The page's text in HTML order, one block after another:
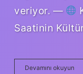
veriyor. —
Saatinin
Devamını okuyun